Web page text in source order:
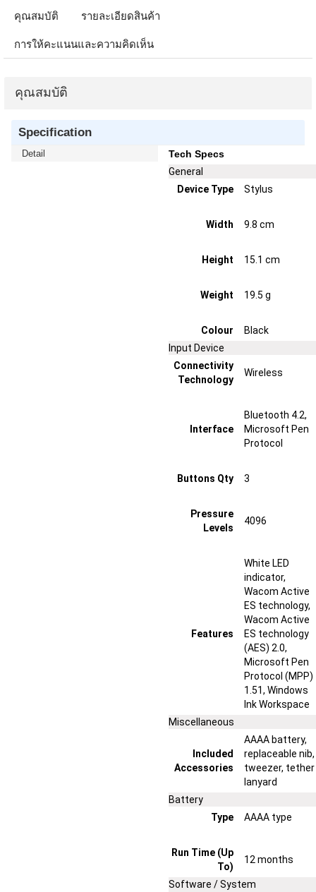
คุณสมบัติ รายละเอียดสินค้า
การให้คะแนนและความคิดเห็น
คุณสมบัติ
Specification
Detail
Tech Specs
General
Device Type
Stylus
Width 9.8 cm
Height 15.1 cm
Weight 19.5 g
Colour
Black
Input Device
Connectivity
Technology
Wireless
Interface
Bluetooth 4.2,
Microsoft Pen
Protocol
Buttons Qty 3
Pressure
Levels
4096
Features
White LED
indicator,
Wacom Active
ES technology,
Wacom Active
ES technology
(AES) 2.0,
Microsoft Pen
Protocol (MPP)
1.51, Windows
Ink Workspace
Miscellaneous
Included
Accessories
AAAA battery,
replaceable nib,
tweezer, tether
lanyard
Battery
Type
AAAA type
Run Time (Up
To)
12 months
Software / System